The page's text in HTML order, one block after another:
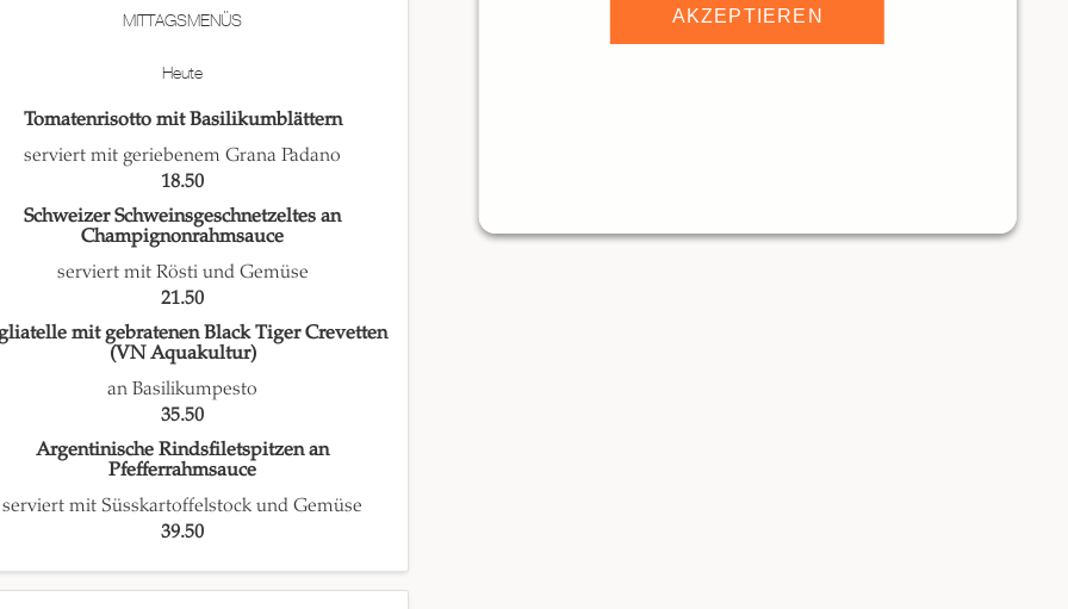
MITTAGSMENÜS
Heute
Tomatenrisotto mit Basilikumblättern
serviert mit geriebenem Grana Padano
18.50
Schweizer Schweinsgeschnetzeltes an
Champignonrahmsauce
serviert mit Rösti und Gemüse
21.50
mit gebratenen Black Tiger Crevetten
(VN Aquakultur)
an Basilikumpesto
35.50
Argentinische Rindsfiletspitzen an
Pfefferrahmsauce
serviert mit Süsskartoffelstock und Gemüse
39.50
AKZEPTIEREN